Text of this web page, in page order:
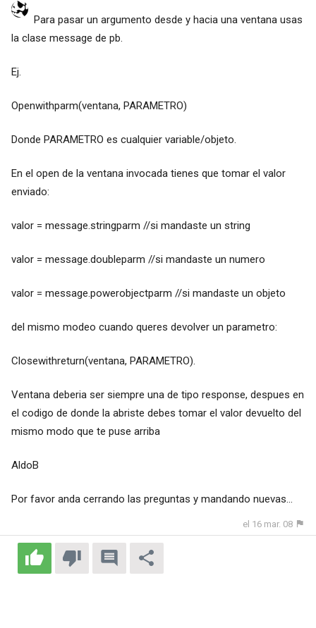
Para pasar un argumento desde y hacia una ventana usas
la clase message de pb.
Ej.
Openwithparm(ventana, PARAMETRO)
Donde PARAMETRO es cualquier variable/objeto.
En el open de la ventana invocada tienes que tomar el valor
enviado:
valor = message.stringparm //si mandaste un string
valor = message.doubleparm //si mandaste un numero
valor = message.powerobjectparm //si mandaste un objeto
del mismo modeo cuando queres devolver un parametro:
Closewithreturn(ventana, PARAMETRO).
Ventana deberia ser siempre una de tipo response, despues en
el codigo de donde la abriste debes tomar el valor devuelto del
mismo modo que te puse arriba
AldoB
Por favor anda cerrando las preguntas y mandando nuevas...
el 16 mar. 08